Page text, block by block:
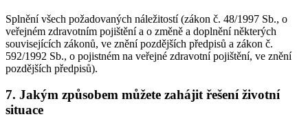
Splnění všech požadovaných náležitostí (zákon č. 48/1997 Sb., o
veřejném zdravotním pojištění a o změně a doplnění některých
souvisejících zákonů, ve znění pozdějších předpisů a zákon č.
592/1992 Sb., o pojistném na veřejné zdravotní pojištění, ve znění
pozdějších předpisů).
7. Jakým způsobem můžete zahájit řešení životní
situace